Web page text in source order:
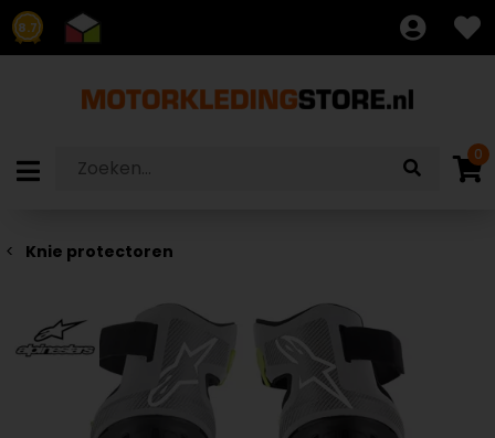
8.7
0
Knie protectoren